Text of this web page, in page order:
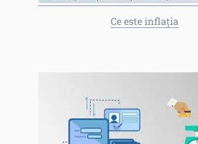
Ce este inflația